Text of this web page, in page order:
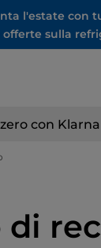
l'estate con
offerte sulla
con